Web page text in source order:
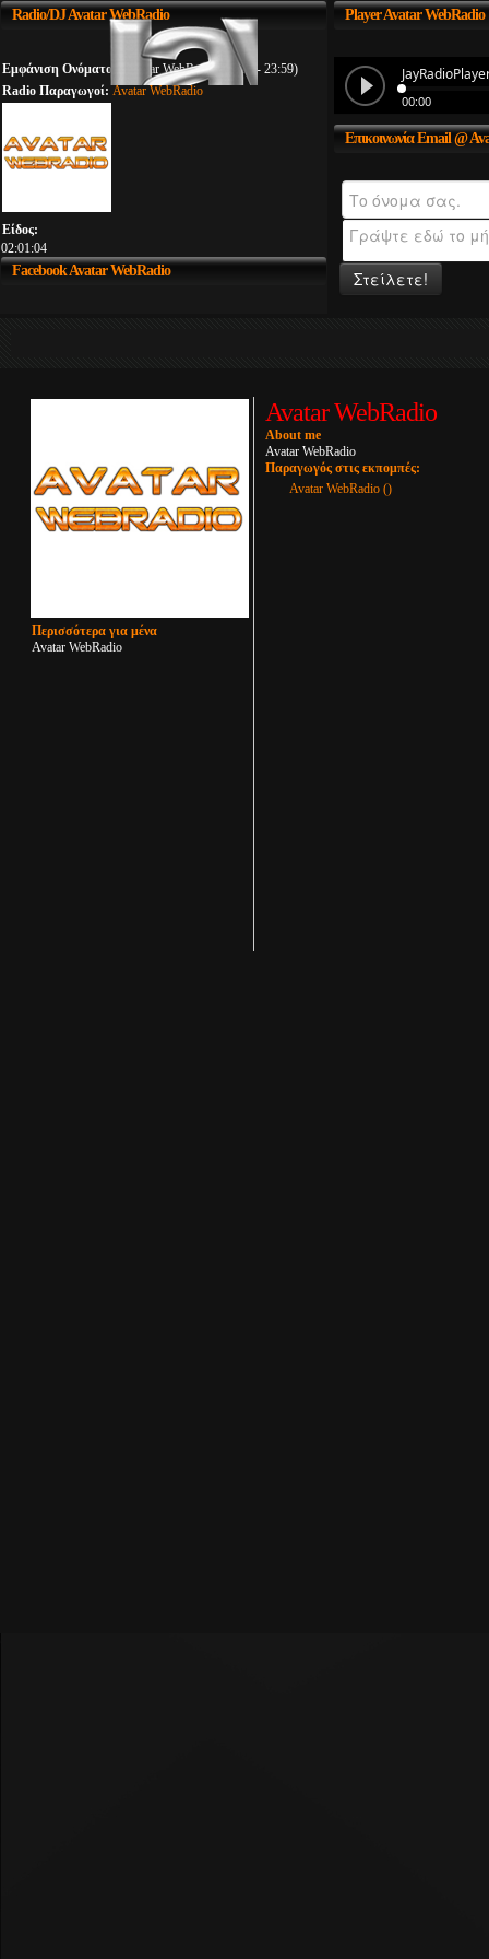
Radio/DJAvatar WebRadio
Εμφάνιση Ονόματος:
Avatar WebRadio (00:00 - 23:59)
Radio Παραγωγοί: Avatar WebRadio
Είδος:
02:01:04
FacebookAvatar WebRadio
PlayerAvatar WebRadio
ΕπικοινωνίαEmail @
Στείλετε!
Περισσότερα για μένα
Avatar WebRadio
Avatar WebRadio
About me
Avatar WebRadio
Παραγωγός στις εκπομπές:
Avatar WebRadio ()